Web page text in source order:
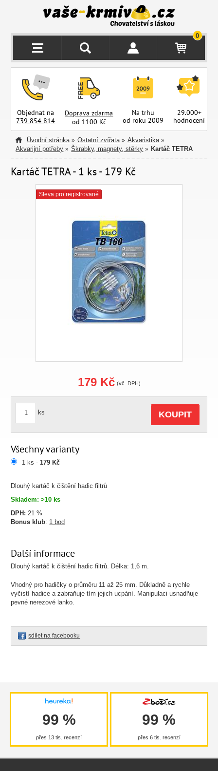
0
Objednat na
739 854 814
Doprava zdarma
od 1100 Kč
Na trhu
od roku 2009
29.000+
hodnocení
Úvodní stránka » Ostatní zvířata » Akvaristika »
Akvarijní potřeby » Škrabky, magnety, stěrky » Kartáč TETRA
Kartáč TETRA - 1 ks - 179 Kč
Sleva pro registrované
Dlouhý kartáč k čištění hadic filtrů
Skladem: >10 ks
DPH: 21 %
Bonus klub: 1 bod
179 Kč (vč. DPH)
ks KOUPIT
Všechny varianty
1 ks -179 Kč
Další informace
Dlouhý kartáč k čištění hadic filtrů. Délka: 1,6 m.
Vhodný pro hadičky o průměru 11 až 25 mm. Důkladně a rychle
vyčistí hadice a zabraňuje tím jejich ucpání. Manipulaci usnadňuje
pevné nerezové lanko.
sdílet na facebooku
99 %
přes 13 tis. recenzí
99 %
přes 6 tis. recenzí